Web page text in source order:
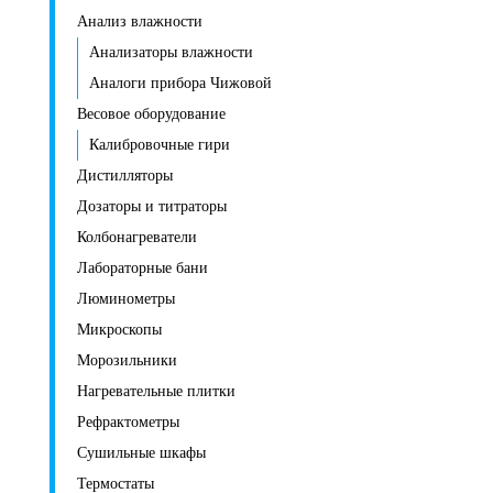
Анализ влажности
Анализаторы влажности
Аналоги прибора Чижовой
Весовое оборудование
Калибровочные гири
Дистилляторы
Дозаторы и титраторы
Колбонагреватели
Лабораторные бани
Люминометры
Микроскопы
Морозильники
Нагревательные плитки
Рефрактометры
Сушильные шкафы
Термостаты